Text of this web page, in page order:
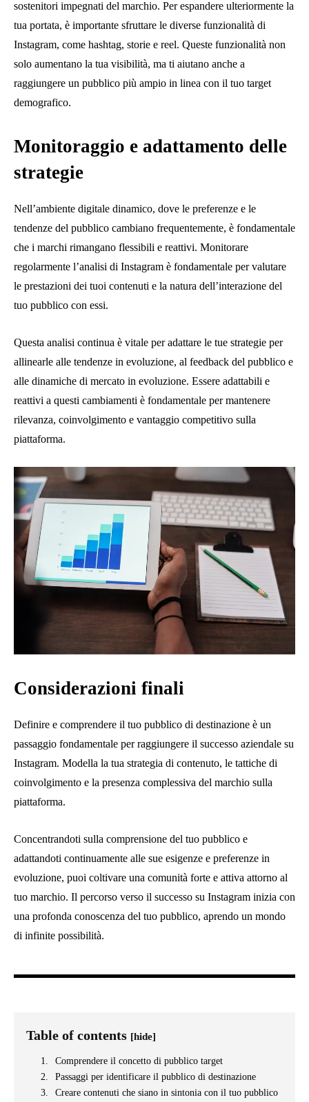
sostenitori impegnati del marchio. Per espandere ulteriormente la
tua portata, è importante sfruttare le diverse funzionalità di
Instagram, come hashtag, storie e reel. Queste funzionalità non
solo aumentano la tua visibilità, ma ti aiutano anche a
raggiungere un pubblico più ampio in linea con il tuo target
demografico.
Monitoraggio e adattamento delle
strategie
Nell’ambiente digitale dinamico, dove le preferenze e le
tendenze del pubblico cambiano frequentemente, è fondamentale
che i marchi rimangano flessibili e reattivi. Monitorare
regolarmente l’analisi di Instagram è fondamentale per valutare
le prestazioni dei tuoi contenuti e la natura dell’interazione del
tuo pubblico con essi.
Questa analisi continua è vitale per adattare le tue strategie per
allinearle alle tendenze in evoluzione, al feedback del pubblico e
alle dinamiche di mercato in evoluzione. Essere adattabili e
reattivi a questi cambiamenti è fondamentale per mantenere
rilevanza, coinvolgimento e vantaggio competitivo sulla
piattaforma.
Considerazioni finali
Definire e comprendere il tuo pubblico di destinazione è un
passaggio fondamentale per raggiungere il successo aziendale su
Instagram. Modella la tua strategia di contenuto, le tattiche di
coinvolgimento e la presenza complessiva del marchio sulla
piattaforma.
Concentrandoti sulla comprensione del tuo pubblico e
adattandoti continuamente alle sue esigenze e preferenze in
evoluzione, puoi coltivare una comunità forte e attiva attorno al
tuo marchio. Il percorso verso il successo su Instagram inizia con
una profonda conoscenza del tuo pubblico, aprendo un mondo
di infinite possibilità.
Table of contents [hide]
Comprendere il concetto di pubblico target
Passaggi per identificare il pubblico di destinazione
Creare contenuti che siano in sintonia con il tuo pubblico